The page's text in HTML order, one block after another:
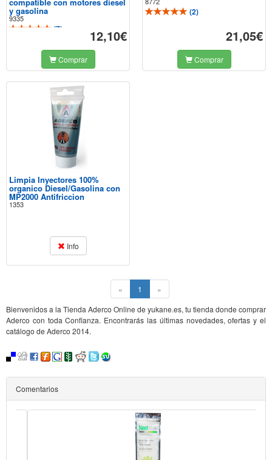
y gasolina
9335
(7) 12,10€
Comprar
(2)
21,05€
Comprar
Limpia Inyectores 100%
organico Diesel/Gasolina con
MP2000 Antifriccion
1353
Info
« 1 (current)
»
Bienvenidos a la Tienda Aderco Online de yukane.es, tu tienda donde comprar
Aderco con toda Confianza. Encontrarás las últimas novedades, ofertas y el
catálogo de Aderco 2014.
Comentarios